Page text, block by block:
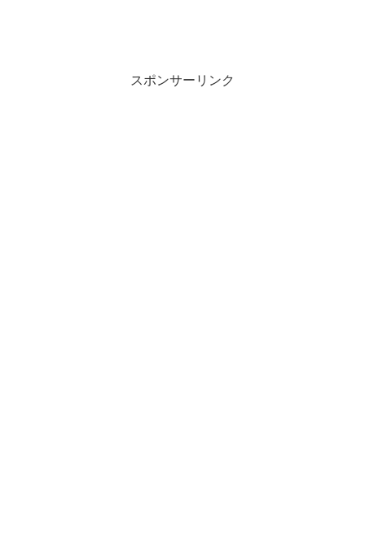
スポンサーリンク